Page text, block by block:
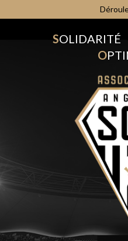
SOLIDARITÉ
O